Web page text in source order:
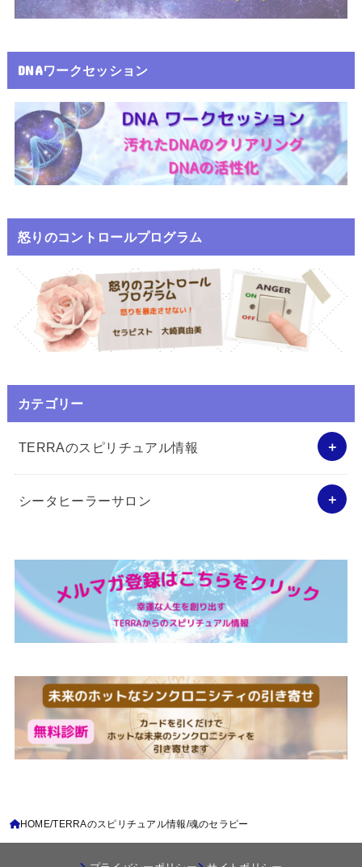
DNAワークセッション
怒りのコントロールプログラム
カテゴリー
TERRAのスピリチュアル情報
シータヒーラーサロン
HOME TERRAのスピリチュアル情報 魂のセラピー